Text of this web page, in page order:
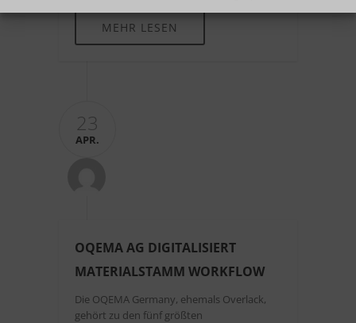
MEHR LESEN
23
APR.
OQEMA AG DIGITALISIERT
MATERIALSTAMM WORKFLOW
Die OQEMA Germany, ehemals Overlack,
gehört zu den fünf größten